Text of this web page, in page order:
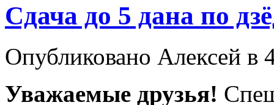
Сдача до 5 дана по
Опубликовано Алексей в
Уважаемые друзья!